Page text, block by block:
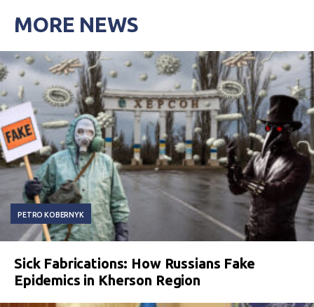
MORE NEWS
PETRO KOBERNYK
Sick Fabrications: How Russians Fake
Epidemics in Kherson Region